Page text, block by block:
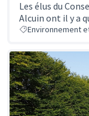
Les élus du
Alcuin ont il y a
Environnement